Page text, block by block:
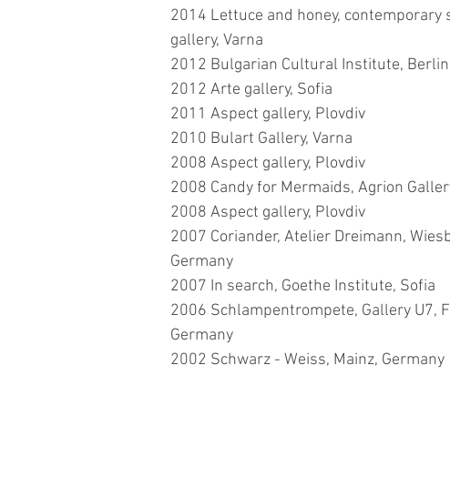
2014 Lettuce and honey, contemporary
gallery, Varna
2012 Bulgarian Cultural Institute, Berlin
2012 Arte gallery, Sofia
2011 Aspect gallery, Plovdiv
2010 Bulart Gallery, Varna
2008 Aspect gallery, Plovdiv
2008 Candy for Mermaids, Agrion
2008 Aspect gallery, Plovdiv
2007 Coriander, Atelier Dreimann,
Germany
2007 In search, Goethe Institute, Sofia
2006 Schlampentrompete, Gallery U7,
Germany
2002 Schwarz - Weiss, Mainz, Germany